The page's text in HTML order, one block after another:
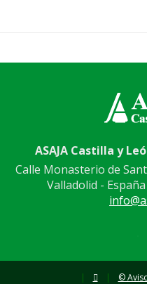
ASAJA Castilla y
Calle Monasterio de
Valladolid - España
| | ©